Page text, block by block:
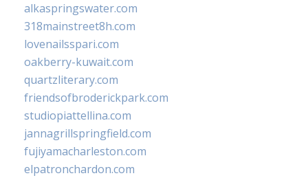
alkaspringswater.com
318mainstreet8h.com
lovenailsspari.com
oakberry-kuwait.com
quartzliterary.com
friendsofbroderickpark.com
studiopiattellina.com
jannagrillspringfield.com
fujiyamacharleston.com
elpatronchardon.com